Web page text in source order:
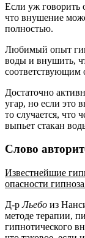
Если уж говорить
что внушение
полностью.
Любимый опыт
воды и внушить,
соответствующим
Достаточно
угар, но если это
то случается, что
выпьет стакан
Слово
Известнейшие
опасности
Д-рЛьебо из
методе терапии,
гипнотического